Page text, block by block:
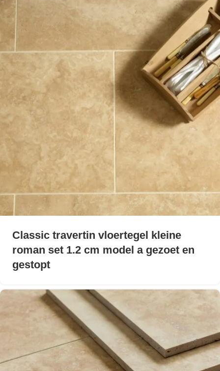
Classic travertin vloertegel kleine
roman set 1.2 cm model a gezoet en
gestopt